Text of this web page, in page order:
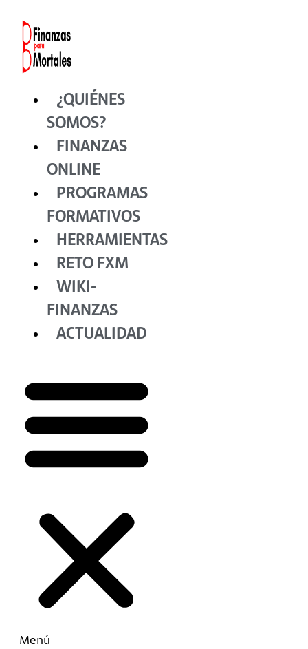
contenido
¿QUIÉNES
SOMOS?
FINANZAS
ONLINE
PROGRAMAS
FORMATIVOS
HERRAMIENTAS
RETO FXM
WIKI-
FINANZAS
ACTUALIDAD
Menú